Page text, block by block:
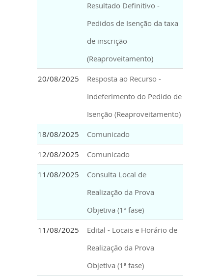
Resultado Definitivo -
Pedidos de Isenção da taxa
de inscrição
(Reaproveitamento)
20/08/2025
Resposta ao Recurso -
Indeferimento do Pedido de
Isenção (Reaproveitamento)
18/08/2025 Comunicado
12/08/2025 Comunicado
11/08/2025
Consulta Local de
Realização da Prova
Objetiva (1ª fase)
11/08/2025
Edital - Locais e Horário de
Realização da Prova
Objetiva (1ª fase)